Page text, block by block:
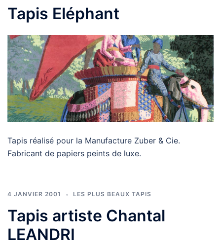
Tapis Eléphant
Tapis réalisé pour la Manufacture Zuber & Cie.
Fabricant de papiers peints de luxe.
4 JANVIER 2001 LES PLUS BEAUX TAPIS
Tapis artiste Chantal
LEANDRI